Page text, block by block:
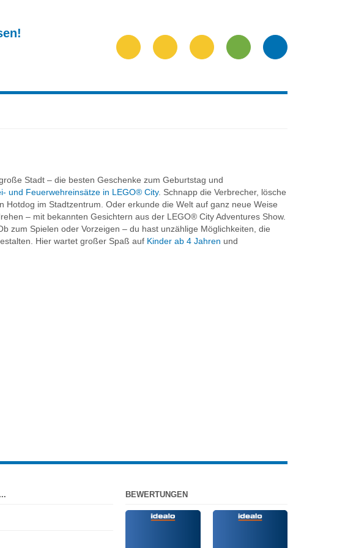
Stadt – die besten Geschenke zum Geburtstag und
und Feuerwehreinsätze in LEGO® City. Schnapp die Verbrecher, lösche
Hotdog im Stadtzentrum. Oder erkunde die Welt auf ganz neue Weise
– mit bekannten Gesichtern aus der LEGO® City Adventures Show.
zum Spielen oder Vorzeigen – du hast unzählige Möglichkeiten, die
Hier wartet großer Spaß auf Kinder ab 4 Jahren und
BEWERTUNGEN